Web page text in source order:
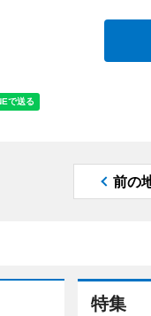
前の
特集